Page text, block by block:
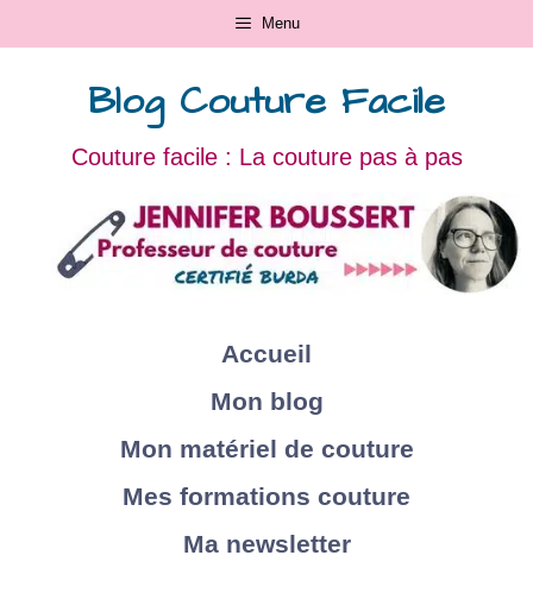
Menu
Blog Couture Facile
Couture facile : La couture pas à pas
Accueil
Mon blog
Mon matériel de couture
Mes formations couture
Ma newsletter